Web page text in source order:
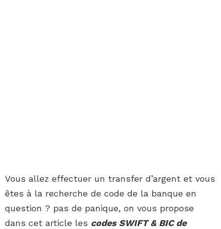
Vous allez effectuer un transfer d’argent et vous
êtes à la recherche de code de la banque en
question ? pas de panique, on vous propose
dans cet article les codes SWIFT & BIC de